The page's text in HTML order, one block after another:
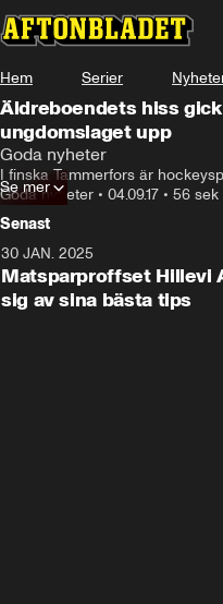
Hem Serier
Äldreboendets hiss
ungdomslaget upp
Goda nyheter
I finska Tammerfors är
Goda nyheter • 04.09.17 • 56 sek
Se mer
Senast
30 JAN. 2025
Matsparproffset Hillevi
sig av sina bästa tips